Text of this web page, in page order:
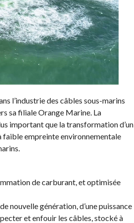
l’industrie des câbles sous-marins
sa filiale Orange Marine. La
important que la transformation d’un
faible empreinte environnementale
de carburant, et optimisée
génération, d’une puissance
et enfouir les câbles, stocké à